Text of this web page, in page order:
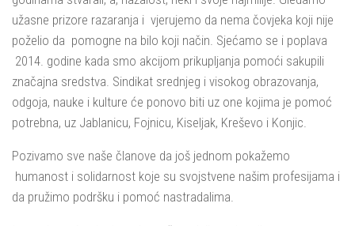
užasne prizore razaranja i vjerujemo da nema čovjeka koji nije
poželio da pomogne na bilo koji način. Sjećamo se i poplava
2014. godine kada smo akcijom prikupljanja pomoći sakupili
značajna sredstva. Sindikat srednjeg i visokog obrazovanja,
odgoja, nauke i kulture će ponovo biti uz one kojima je pomoć
potrebna, uz Jablanicu, Fojnicu, Kiseljak, Kreševo i Konjic.
Pozivamo sve naše članove da još jednom pokažemo
humanost i solidarnost koje su svojstvene našim profesijama i
da pružimo podršku i pomoć nastradalima.